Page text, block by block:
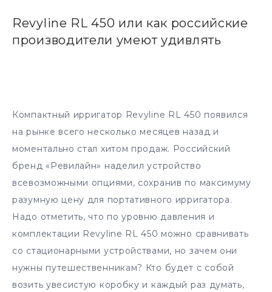
Revyline RL 450 или как российские
производители умеют удивлять
Компактный ирригатор Revyline RL 450 появился
на рынке всего несколько месяцев назад и
моментально стал хитом продаж. Российский
бренд «Ревилайн» наделил устройство
всевозможными опциями, сохранив по максимуму
разумную цену для портативного ирригатора.
Надо отметить, что по уровню давления и
комплектации Revyline RL 450 можно сравнивать
со стационарными устройствами, но зачем они
нужны путешественникам? Кто будет с собой
возить увесистую коробку и каждый раз думать,